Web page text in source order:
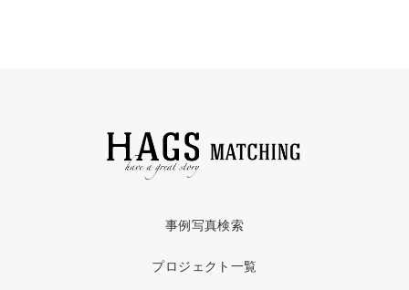
事例写真検索
プロジェクト一覧